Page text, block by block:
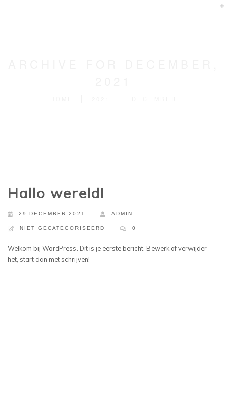
Hallo wereld!
29 DECEMBER 2021 ADMIN
NIET GECATEGORISEERD 0
Welkom bij WordPress. Dit is je eerste bericht. Bewerk of verwijder
het, start dan met schrijven!